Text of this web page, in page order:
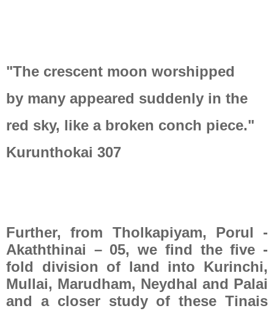
"The crescent moon worshipped
by many appeared suddenly in the
red sky, like a broken conch piece."
Kurunthokai 307
Further, from Tholkapiyam, Porul -
Akaththinai – 05, we find the five -
fold division of land into Kurinchi,
Mullai, Marudham, Neydhal and Palai
and a closer study of these Tinais